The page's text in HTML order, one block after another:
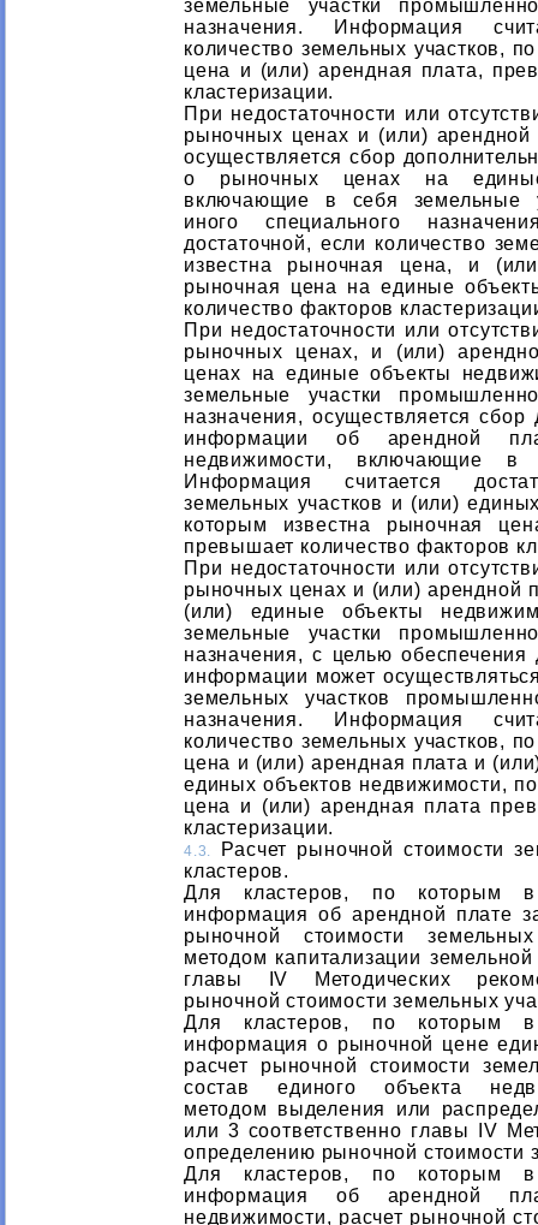
земельные участки
назначения. Информация
количество земельных участков,
цена и (или) арендная плата,
кластеризации.
При недостаточности или
рыночных ценах и (или) арендной
осуществляется сбор
о рыночных ценах на
включающие в себя земельные
иного специального
достаточной, если количество
известна рыночная цена, и
рыночная цена на единые
количество факторов
При недостаточности или
рыночных ценах, и (или)
ценах на единые объекты
земельные участки
назначения, осуществляется сбор
информации об арендной
недвижимости, включающие в
Информация считается
земельных участков и (или)
которым известна рыночная
превышает количество факторов
При недостаточности или
рыночных ценах и (или) арендной
(или) единые объекты
земельные участки
назначения, с целью обеспечения
информации может
земельных участков
назначения. Информация
количество земельных участков,
цена и (или) арендная плата и
единых объектов недвижимости,
цена и (или) арендная плата
кластеризации.
4.3.
Расчет рыночной стоимости
кластеров.
Для кластеров, по которым в
информация об арендной плате
рыночной стоимости
методом капитализации
главы IV Методических
рыночной стоимости земельных
Для кластеров, по которым в
информация о рыночной цене
расчет рыночной стоимости
состав единого объекта
методом выделения или
или 3 соответственно главы IV
определению рыночной стоимости
Для кластеров, по которым в
информация об арендной
недвижимости, расчет рыночной